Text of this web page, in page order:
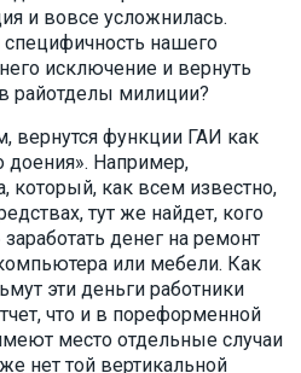
и вовсе усложнилась.
специфичность нашего
исключение и вернуть
райотделы милиции?
вернутся функции ГАИ как
доения». Например,
который, как всем известно,
тут же найдет, кого
денег на ремонт
или мебели. Как
эти деньги работники
что и в пореформенной
место отдельные случаи
нет той вертикальной